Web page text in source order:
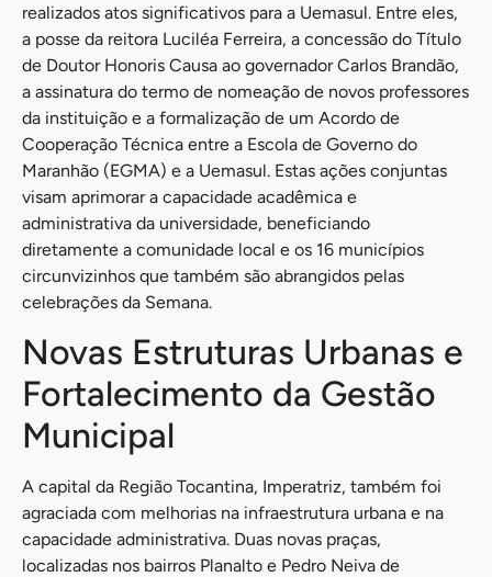
realizados atos significativos para a Uemasul. Entre eles,
a posse da reitora Luciléa Ferreira, a concessão do Título
de Doutor Honoris Causa ao governador Carlos Brandão,
a assinatura do termo de nomeação de novos professores
da instituição e a formalização de um Acordo de
Cooperação Técnica entre a Escola de Governo do
Maranhão (EGMA) e a Uemasul. Estas ações conjuntas
visam aprimorar a capacidade acadêmica e
administrativa da universidade, beneficiando
diretamente a comunidade local e os 16 municípios
circunvizinhos que também são abrangidos pelas
celebrações da Semana.
Novas Estruturas Urbanas e
Fortalecimento da Gestão
Municipal
A capital da Região Tocantina, Imperatriz, também foi
agraciada com melhorias na infraestrutura urbana e na
capacidade administrativa. Duas novas praças,
localizadas nos bairros Planalto e Pedro Neiva de